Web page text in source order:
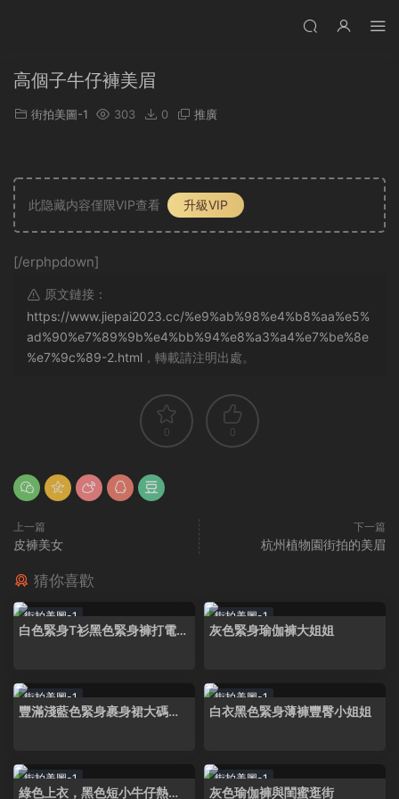
高個子牛仔褲美眉
街拍美圖-1 303 0 推廣
此隐藏内容僅限VIP查看 升級VIP
[/erphpdown]
原文鏈接：
https://www.jiepai2023.cc/%e9%ab%98%e4%b8%aa%e5%
ad%90%e7%89%9b%e4%bb%94%e8%a3%a4%e7%be%8e
%e7%9c%89-2.html ，轉載請注明出處。
0 0
上一篇
皮褲美女
下一篇
杭州植物園街拍的美眉
猜你喜歡
街拍美圖-1
白色緊身T衫黑色緊身褲打電話
街拍美圖-1
灰色緊身瑜伽褲大姐姐
街拍美圖-1
豐滿淺藍色緊身裹身裙大碼小
街拍美圖-1
白衣黑色緊身薄褲豐臀小姐姐
街拍美圖-1
綠色上衣，黑色短小牛仔熱褲
街拍美圖-1
灰色瑜伽褲與閨蜜逛街